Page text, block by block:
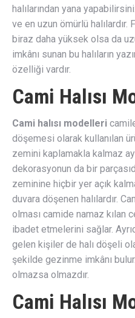
halılarından yana
ve en uzun ömürlü
biraz daha yüksek olsa da
imkânı sunan bu halıların
özelliği vardır.
Cami Halısı
Cami halısı modelleri
döşemesi olarak kullanılan
zemini kaplamakla kalmaz
dekorasyonun da bir
zeminine hiçbir yer açık
duvara döşenen halılardır.
olması camide namaz kılan
ibadet etmelerini sağlar.
gelen kişiler de halı döşeli
şekilde gezinme imkânı
olmazsa olmazdır.
Cami Halısı